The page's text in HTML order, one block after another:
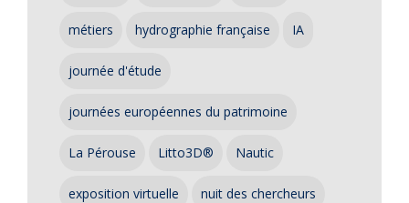
métiers hydrographie française IA
journée d'étude
journées européennes du patrimoine
La Pérouse Litto3D® Nautic
exposition virtuelle nuit des chercheurs